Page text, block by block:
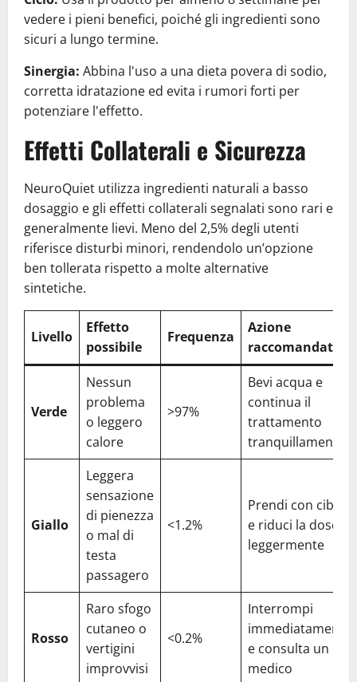
vedere i pieni benefici, poiché gli ingredienti sono
sicuri a lungo termine.
Sinergia: Abbina l'uso a una dieta povera di sodio,
corretta idratazione ed evita i rumori forti per
potenziare l'effetto.
Effetti Collaterali e Sicurezza
NeuroQuiet utilizza ingredienti naturali a basso
dosaggio e gli effetti collaterali segnalati sono rari e
generalmente lievi. Meno del 2,5% degli utenti
riferisce disturbi minori, rendendolo un’opzione
ben tollerata rispetto a molte alternative
sintetiche.
Livello
Effetto
possibile
Frequenza
Azione
raccomandata
Verde
Nessun
problema
o leggero
calore
>97%
Bevi acqua e
continua il
trattamento
tranquillamente
Giallo
Leggera
sensazione
di pienezza
o mal di
testa
passagero
<1.2%
Prendi con cibo
e riduci la dose
leggermente
Rosso
Raro sfogo
cutaneo o
vertigini
improvvisi
<0.2%
Interrompi
immediatamente
e consulta un
medico